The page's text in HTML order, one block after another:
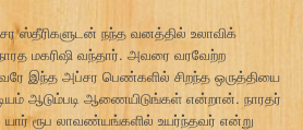
ஸ்தீரிகளுடன் நந்த வனத்தில் உலாவிக்
மகரிஷி வந்தார். அவரை வரவேற்ற
இந்த அப்சர பெண்களில் சிறந்த ஒருத்தியை
ஆடும்படி ஆணையிடுங்கள் என்றான். நாரதர்
ரூப லாவண்யங்களில் உயர்ந்தவர் என்று